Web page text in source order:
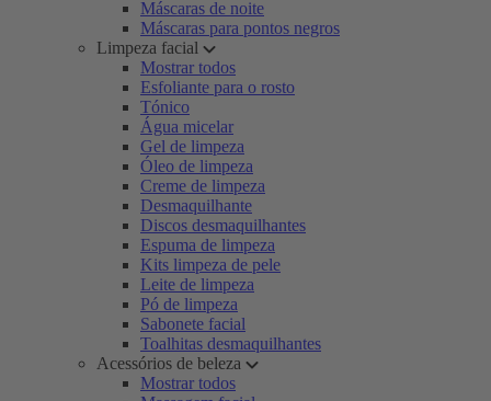
Máscaras de noite
Máscaras para pontos negros
Limpeza facial
Mostrar todos
Esfoliante para o rosto
Tónico
Água micelar
Gel de limpeza
Óleo de limpeza
Creme de limpeza
Desmaquilhante
Discos desmaquilhantes
Espuma de limpeza
Kits limpeza de pele
Leite de limpeza
Pó de limpeza
Sabonete facial
Toalhitas desmaquilhantes
Acessórios de beleza
Mostrar todos